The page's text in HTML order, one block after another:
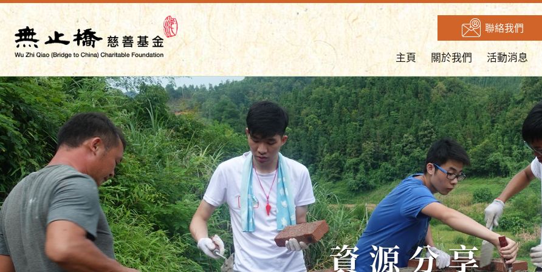
聯絡我們
主頁 關於我們 活動消息
資源分享